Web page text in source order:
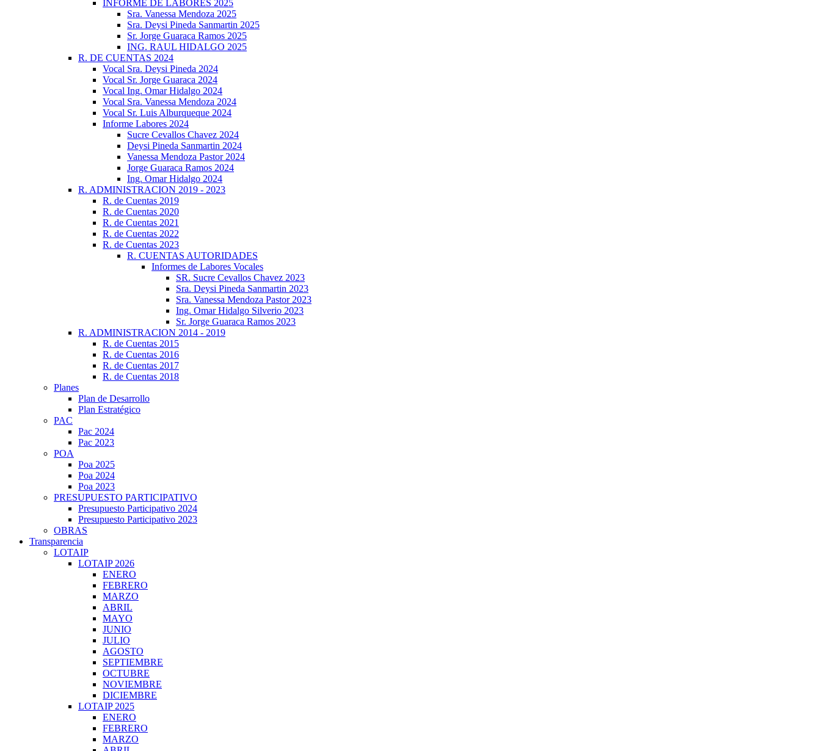
INFORME DE LABORES 2025
Sra. Vanessa Mendoza 2025
Sra. Deysi Pineda Sanmartin 2025
Sr. Jorge Guaraca Ramos 2025
ING. RAUL HIDALGO 2025
R. DE CUENTAS 2024
Vocal Sra. Deysi Pineda 2024
Vocal Sr. Jorge Guaraca 2024
Vocal Ing. Omar Hidalgo 2024
Vocal Sra. Vanessa Mendoza 2024
Vocal Sr. Luis Alburqueque 2024
Informe Labores 2024
Sucre Cevallos Chavez 2024
Deysi Pineda Sanmartin 2024
Vanessa Mendoza Pastor 2024
Jorge Guaraca Ramos 2024
Ing. Omar Hidalgo 2024
R. ADMINISTRACION 2019 - 2023
R. de Cuentas 2019
R. de Cuentas 2020
R. de Cuentas 2021
R. de Cuentas 2022
R. de Cuentas 2023
R. CUENTAS AUTORIDADES
Informes de Labores Vocales
SR. Sucre Cevallos Chavez 2023
Sra. Deysi Pineda Sanmartin 2023
Sra. Vanessa Mendoza Pastor 2023
Ing. Omar Hidalgo Silverio 2023
Sr. Jorge Guaraca Ramos 2023
R. ADMINISTRACION 2014 - 2019
R. de Cuentas 2015
R. de Cuentas 2016
R. de Cuentas 2017
R. de Cuentas 2018
Planes
Plan de Desarrollo
Plan Estratégico
PAC
Pac 2024
Pac 2023
POA
Poa 2025
Poa 2024
Poa 2023
PRESUPUESTO PARTICIPATIVO
Presupuesto Participativo 2024
Presupuesto Participativo 2023
OBRAS
Transparencia
LOTAIP
LOTAIP 2026
ENERO
FEBRERO
MARZO
ABRIL
MAYO
JUNIO
JULIO
AGOSTO
SEPTIEMBRE
OCTUBRE
NOVIEMBRE
DICIEMBRE
LOTAIP 2025
ENERO
FEBRERO
MARZO